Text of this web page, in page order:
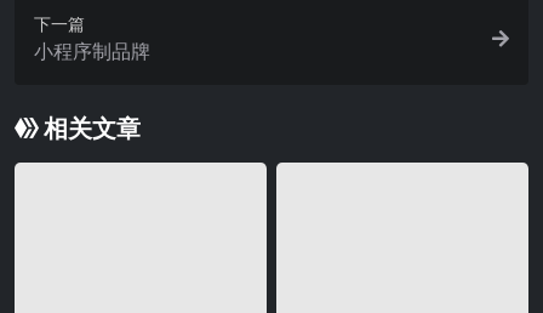
下一篇
小程序制品牌
相关文章